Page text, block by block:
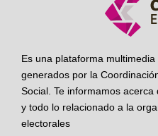
Es una plataforma
generados por la
Social. Te informamos
y todo lo relacionado a la
electorales